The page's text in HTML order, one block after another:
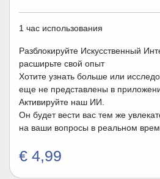
1 час использования
Разблокируйте Искусственный
расширьте свой опыт
Хотите узнать больше или
еще не представлены в
Активируйте наш ИИ.
Он будет вести вас тем же
на ваши вопросы в реальном
€ 4,99